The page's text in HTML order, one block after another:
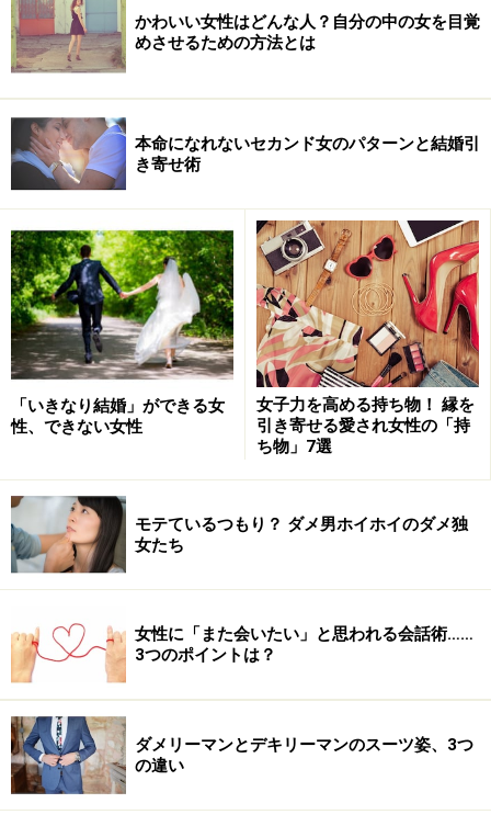
ちからもとってもウケがいいこと。さらに、プライベー
トだけでなく、仕事先などでも抜群の高い評価を得るこ
とができるというのも大きな魅力です。
早速、「7:3の法則」を説明しましょう！
事前に相手のプロフィールを入手する！
「準備7:当日3」の法則を知っていれば会話が途切れな
い！
準備不足でお見合いで失敗した女性のケース
事前に相手のプロフィールを入手する！
「聞き上手」よりモテる会話のテクニック、「7 : 3の法
則」の「7」と「3」は何を意味するものでしょうか？
じつは、ここが大きなポイントになります。この7と3
は、それぞれ相手の男性と会話をするときの“頑張り
度”を意味しています。もっと具体的にいえば、「準備7:
当日3の法則」で会話をすることが、あなたを確実にモ
テさせる強みになる、ということです。
かわいい女性はどんな人？自分の中の女を目覚
めさせるための方法とは
本命になれないセカンド女のパターンと結婚引
き寄せ術
「いきなり結婚」ができる女
性、できない女性
女子力を高める持ち物！ 縁を
引き寄せる愛され女性の「持
ち物」7選
モテているつもり？ ダメ男ホイホイのダメ独
女たち
女性に「また会いたい」と思われる会話術……
3つのポイントは？
ダメリーマンとデキリーマンのスーツ姿、3つ
の違い